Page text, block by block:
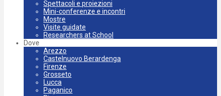
Spettacoli e proiezioni
Mini-conferenze e incontri
Mostre
Visite guidate
Researchers at School
Dove
Arezzo
Castelnuovo Berardenga
Firenze
Grosseto
Lucca
Paganico